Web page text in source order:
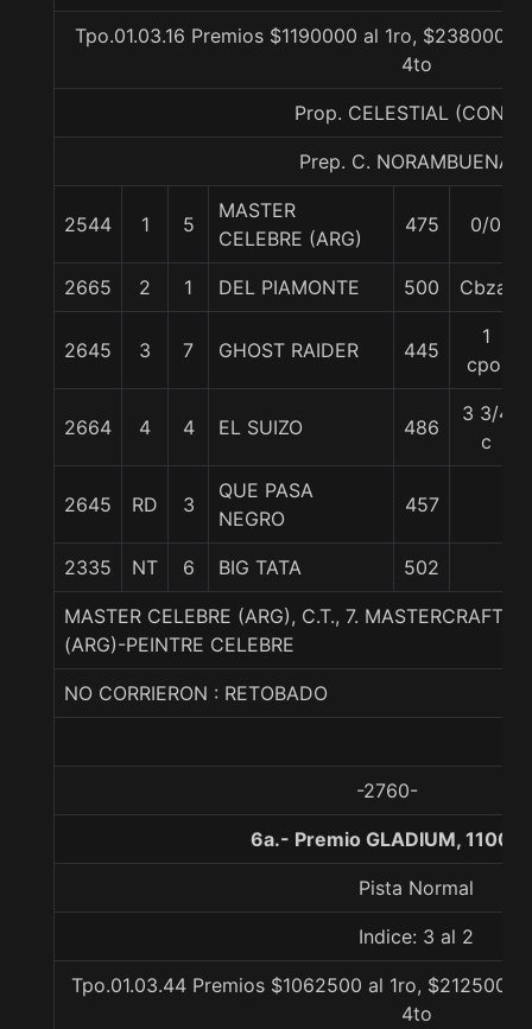
Tpo.01.03.16 Premios $1190000 al 1ro, $238000
4to
Prop. CELESTIAL
Prep. C. NORAMBUENA
2544 1 5
MASTER
CELEBRE (ARG)
475 0/0
2665 2 1 DEL PIAMONTE 500 Cbza.
2645 3 7 GHOST RAIDER 445
1
cpo.
2664 4 4 EL SUIZO 486
3 3/4
c
2645 RD 3
QUE PASA
NEGRO
457
2335 NT 6 BIG TATA 502
MASTER CELEBRE (ARG), C.T., 7.
(ARG)-PEINTRE CELEBRE
NO CORRIERON : RETOBADO
-2760-
6a.- Premio GLADIUM, 1100
Pista Normal
Indice: 3 al 2
Tpo.01.03.44 Premios $1062500 al 1ro, $212500
4to